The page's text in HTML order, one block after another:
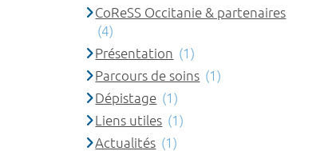
CoReSS Occitanie & partenaires
(4)
Présentation (1)
Parcours de soins (1)
Dépistage (1)
Liens utiles (1)
Actualités (1)